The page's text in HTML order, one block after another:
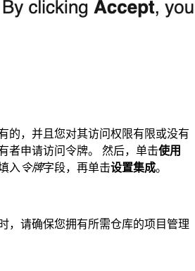
的，并且您对其访问权限有限或没有
者申请访问令牌。 然后，单击使用
入 令牌字段，再单击设置集成。
，请确保您拥有所需仓库的项目管理